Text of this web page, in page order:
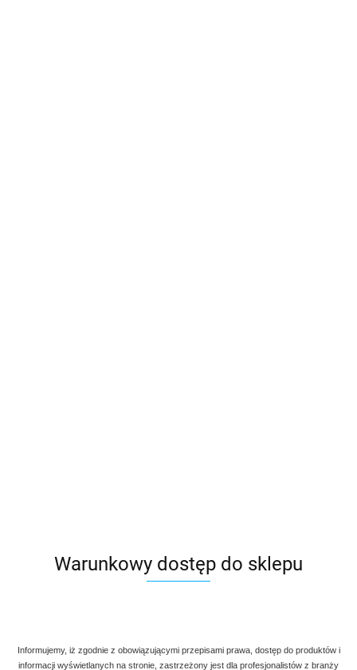
Warunkowy dostęp do sklepu
Informujemy, iż zgodnie z obowiązującymi przepisami prawa, dostęp do produktów i
informacji wyświetlanych na stronie, zastrzeżony jest dla profesjonalistów z branży